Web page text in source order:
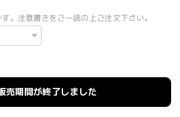
。注意書きをご一読の上ご注文下さい。
売期間が終了しました